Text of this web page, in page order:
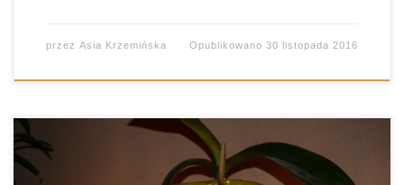
przez Asia Krzemińska Opublikowano30 listopada 2016
Pogoda pod psem, leje jak z cebra czy szaruga
jesienna, to tylko nieliczne pośród określeń